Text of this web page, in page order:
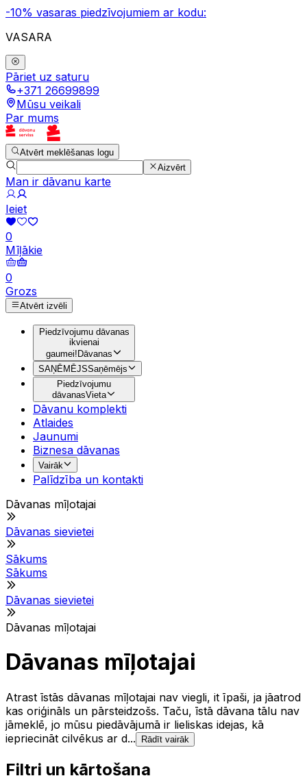
-10% vasaras piedzīvojumiem ar kodu:
VASARA
Pāriet uz saturu
+371 26699899
Mūsu veikali
Par mums
Atvērt meklēšanas logu
Aizvērt
Man ir dāvanu karte
Ieiet
0
Mīļākie
0
Grozs
Atvērt izvēli
Piedzīvojumu dāvanas
ikvienai
gaumei!Dāvanas
SAŅĒMĒJSSaņēmējs
Piedzīvojumu
dāvanasVieta
Dāvanu komplekti
Atlaides
Jaunumi
Biznesa dāvanas
Vairāk
Palīdzība un kontakti
Dāvanas mīļotajai
Dāvanas sievietei
Sākums
Sākums
Dāvanas sievietei
Dāvanas mīļotajai
Dāvanas mīļotajai
Atrast īstās dāvanas mīļotajai nav viegli, it īpaši, ja jāatrod
kas oriģināls un pārsteidzošs. Taču, īstā dāvana tālu nav
jāmeklē, jo mūsu piedāvājumā ir lieliskas idejas, kā
iepriecināt cilvēkus ar d...
Rādīt vairāk
Filtri un kārtošana